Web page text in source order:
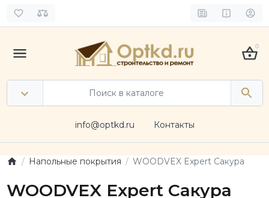
0
info@optkd.ru Контакты
Напольные покрытия WOODVEX Expert Сакура
WOODVEX Expert Сакура